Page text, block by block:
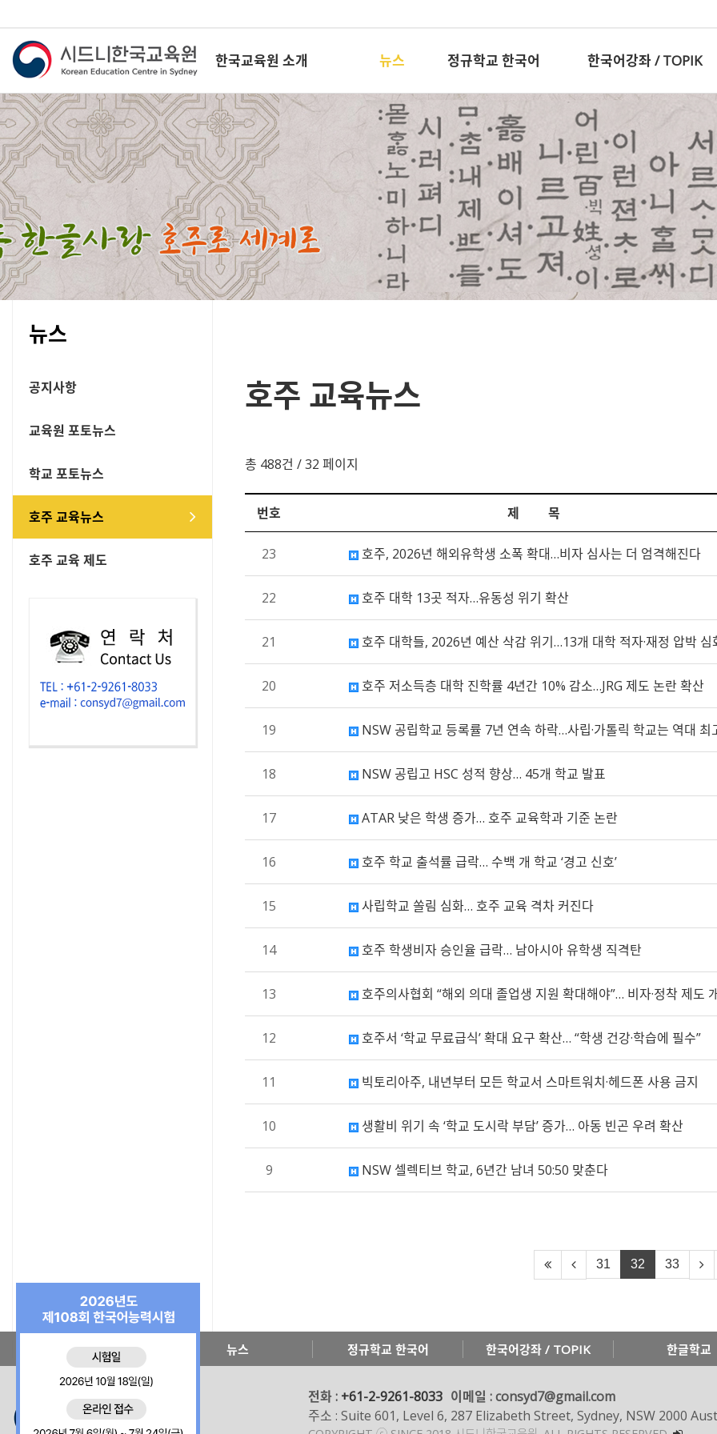
한국교육원 소개 뉴스 정규학교 한국어 한국어강좌 / TOPIK
뉴스
공지사항
교육원 포토뉴스
학교 포토뉴스
호주 교육뉴스
호주 교육 제도
호주 교육뉴스
총 488건 / 32 페이지
번호 제 목
23 호주, 2026년 해외유학생 소폭 확대…비자 심사는 더 엄격해진다
22 호주 대학 13곳 적자…유동성 위기 확산
21 호주 대학들, 2026년 예산 삭감 위기…13개 대학 적자·재정 압박 심
20 호주 저소득층 대학 진학률 4년간 10% 감소…JRG 제도 논란 확산
19 NSW 공립학교 등록률 7년 연속 하락…사립·가톨릭 학교는 역대 최
18 NSW 공립고 HSC 성적 향상… 45개 학교 발표
17 ATAR 낮은 학생 증가… 호주 교육학과 기준 논란
16 호주 학교 출석률 급락… 수백 개 학교 ‘경고 신호’
15 사립학교 쏠림 심화… 호주 교육 격차 커진다
14 호주 학생비자 승인율 급락… 남아시아 유학생 직격탄
13 호주의사협회 “해외 의대 졸업생 지원 확대해야”… 비자·정착 제도
12 호주서 ‘학교 무료급식’ 확대 요구 확산… “학생 건강·학습에 필수”
11 빅토리아주, 내년부터 모든 학교서 스마트워치·헤드폰 사용 금지
10 생활비 위기 속 ‘학교 도시락 부담’ 증가… 아동 빈곤 우려 확산
9 NSW 셀렉티브 학교, 6년간 남녀 50:50 맞춘다
31 32 33
한국교육원 소개 뉴스 정규학교 한국어 한국어강좌 / TOPIK 한글학교
전화 : +61-2-9261-8033 이메일 : consyd7@gmail.com
주소 : Suite 601, Level 6, 287 Elizabeth Street, Sydney, NSW 2000